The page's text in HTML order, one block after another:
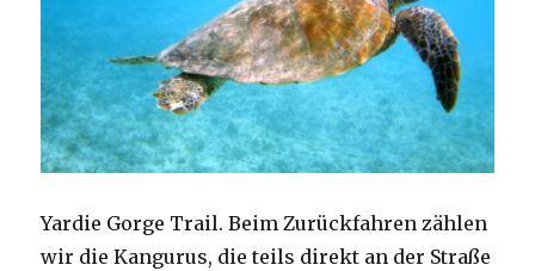
Yardie Gorge Trail. Beim Zurückfahren zählen
wir die Kangurus, die teils direkt an der Straße